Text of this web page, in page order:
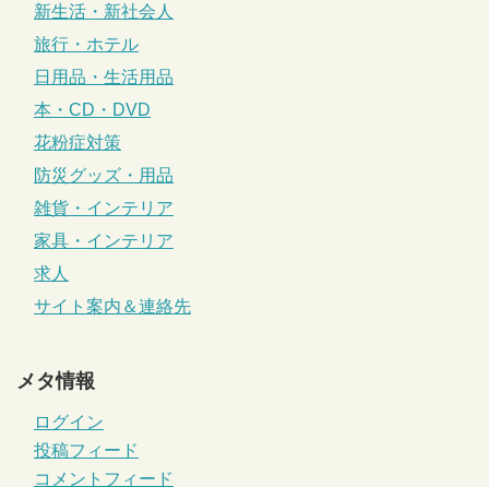
新生活・新社会人
旅行・ホテル
日用品・生活用品
本・CD・DVD
花粉症対策
防災グッズ・用品
雑貨・インテリア
家具・インテリア
求人
サイト案内＆連絡先
メタ情報
ログイン
投稿フィード
コメントフィード